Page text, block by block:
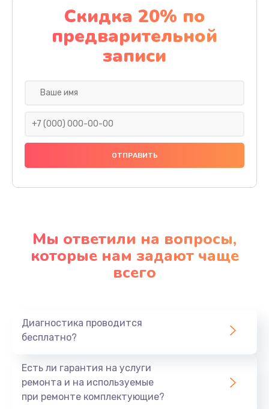
Скидка 20% по
предварительной
записи
Мы ответили на вопросы,
которые нам задают чаще
всего
Диагностика проводится
бесплатно?
Есть ли гарантия на услуги
ремонта и на используемые
при ремонте комплектующие?